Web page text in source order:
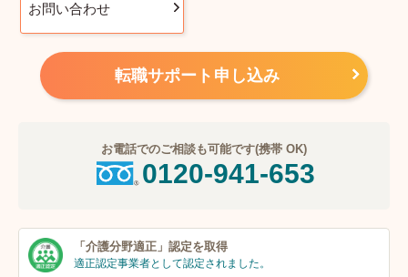
お問い合わせ
転職サポート申し込み
お電話でのご相談も可能です(携帯 OK)
0120-941-653
「介護分野適正」 認定を取得
適正認定事業者として認定されました。